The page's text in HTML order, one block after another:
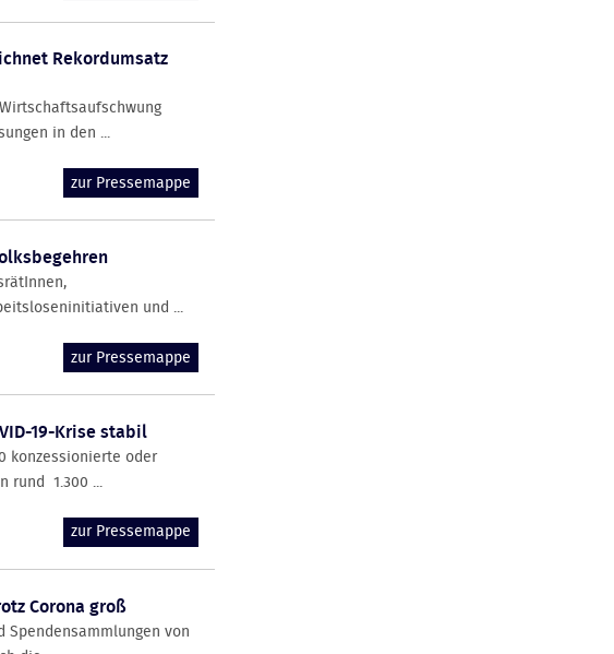
Rekordumsatz
in den ...
zur Pressemappe
und ...
zur Pressemappe
19-Krise stabil
konzessionierte oder
rund 1.300 ...
zur Pressemappe
Corona groß
von